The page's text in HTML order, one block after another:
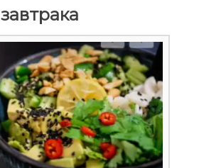
завтрака